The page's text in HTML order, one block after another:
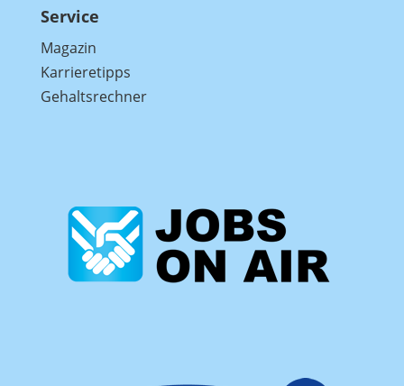
Service
Magazin
Karrieretipps
Gehaltsrechner